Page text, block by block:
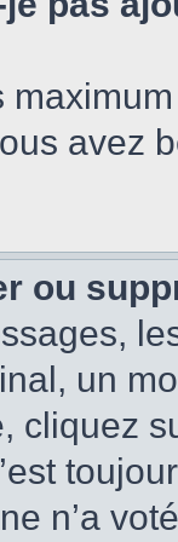
avez
ou
un
cliquez
n’a